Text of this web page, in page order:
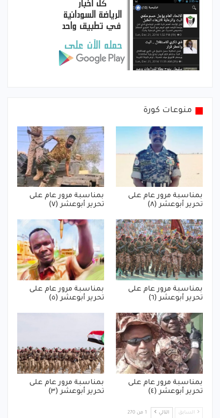
منوعات كورة
بمناسبة مرور عام على
تحرير أبوعشر (٨)
بمناسبة مرور عام على
تحرير أبوعشر (٧)
بمناسبة مرور عام على
تحرير أبوعشر (٦)
بمناسبة مرور عام على
تحرير أبوعشر (٥)
بمناسبة مرور عام على
تحرير أبوعشر (٤)
بمناسبة مرور عام على
تحرير أبوعشر (٣)
السابق التالي 1 من 270